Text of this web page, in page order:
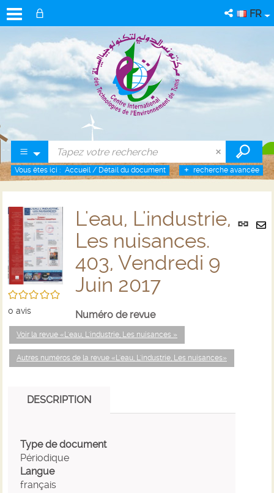
FR
recherche avancée
Vous êtes ici : Accueil / Détail du document
Lien
/5
0 avis
L'eau, L'industrie,
Les nuisances.
403, Vendredi 9
Juin 2017
Numéro de revue
Voir la revue «L'eau, L'industrie, Les nuisances »
Autres numéros de la revue «L'eau, L'industrie, Les nuisances»
DESCRIPTION
Type de document
Périodique
Langue
français